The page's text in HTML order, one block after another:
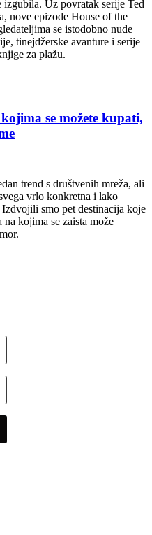
izgubila. Uz povratak serije Ted
nove epizode House of the
se istodobno nude
tinejdžerske avanture i serije
za plažu.
se možete kupati,
trend s društvenih mreža, ali
vrlo konkretna i lako
smo pet destinacija koje
kojima se zaista može